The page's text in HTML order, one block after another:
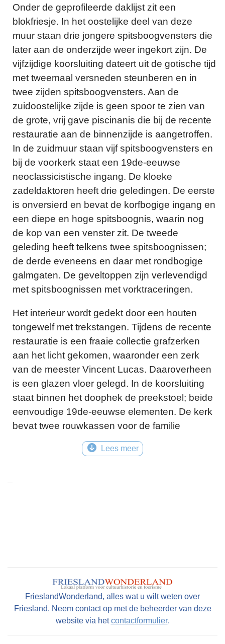
Onder de geprofileerde daklijst zit een
blokfriesje. In het oostelijke deel van deze
muur staan drie jongere spitsboogvensters die
later aan de onderzijde weer ingekort zijn. De
vijfzijdige koorsluiting dateert uit de gotische tijd
met tweemaal versneden steunberen en in
twee zijden spitsboogvensters. Aan de
zuidoostelijke zijde is geen spoor te zien van
de grote, vrij gave piscinanis die bij de recente
restauratie aan de binnenzijde is aangetroffen.
In de zuidmuur staan vijf spitsboogvensters en
bij de voorkerk staat een 19de-eeuwse
neoclassicistische ingang. De kloeke
zadeldaktoren heeft drie geledingen. De eerste
is onversierd en bevat de korfbogige ingang en
een diepe en hoge spitsboognis, waarin nog
de kop van een venster zit. De tweede
geleding heeft telkens twee spitsboognissen;
de derde eveneens en daar met rondbogige
galmgaten. De geveltoppen zijn verlevendigd
met spitsboognissen met vorktraceringen.
Het interieur wordt gedekt door een houten
tongewelf met trekstangen. Tijdens de recente
restauratie is een fraaie collectie grafzerken
aan het licht gekomen, waaronder een zerk
van de meester Vincent Lucas. Daaroverheen
is een glazen vloer gelegd. In de koorsluiting
staat binnen het doophek de preekstoel; beide
eenvoudige 19de-eeuwse elementen. De kerk
bevat twee rouwkassen voor de familie
Cammingha uit het midden van de 18de en
19de eeuw. Het orgel is in 1864 gebouwd door
Lees meer
FrieslandWonderland, alles wat u wilt weten over
Friesland. Neem contact op met de beheerder van deze
website via hetcontactformulier.